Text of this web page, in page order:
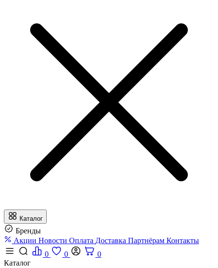
Каталог
Бренды
Акции Новости Оплата Доставка Партнёрам Контакты
0
0
0
Каталог